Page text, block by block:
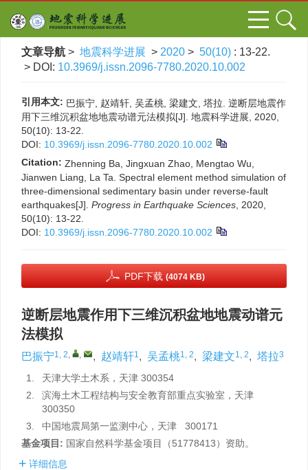
文章导航 > 地震科学进展 > 2020 > 50(10) : 13-22.
> DOI: 10.3969/j.issn.2096-7780.2020.10.002
引用本文: 巴振宁, 赵靖轩, 吴孟桃, 梁建文, 塔拉. 逆断层地震作
用下三维沉积盆地地震动谱元法模拟[J]. 地震科学进展, 2020,
50(10): 13-22.
DOI: 10.3969/j.issn.2096-7780.2020.10.002
Citation: Zhenning Ba, Jingxuan Zhao, Mengtao Wu,
Jianwen Liang, La Ta. Spectral element method simulation of
three-dimensional sedimentary basin under reverse-fault
earthquakes[J]. Progress in Earthquake Sciences , 2020,
50(10): 13-22.
DOI: 10.3969/j.issn.2096-7780.2020.10.002
PDF下载 (4074 KB)
逆断层地震作用下三维沉积盆地地震动谱元
法模拟
巴振宁1, 2, , , 赵靖轩1, 吴孟桃1, 2, 梁建文1, 2, 塔拉3
1.
天津大学土木系，天津 300354
2.
滨海土木工程结构与安全教育部重点实验室，天津
300350
3.
中国地震局第一监测中心，天津 300171
基金项目: 国家自然科学基金项目（51778413）资助。
详细信息